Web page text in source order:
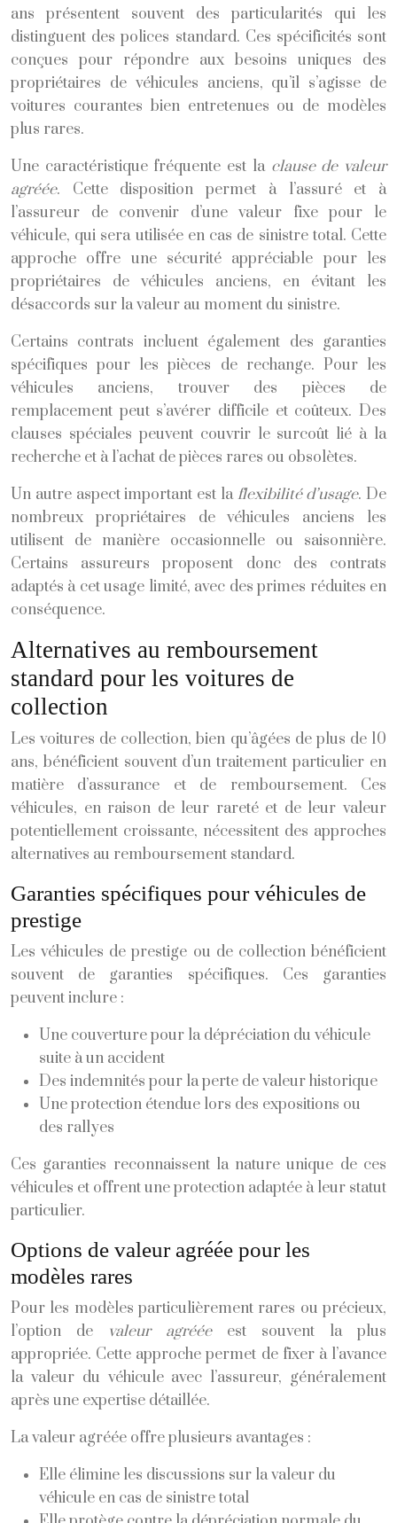
ans présentent souvent des particularités qui les
distinguent des polices standard. Ces spécificités sont
conçues pour répondre aux besoins uniques des
propriétaires de véhicules anciens, qu’il s’agisse de
voitures courantes bien entretenues ou de modèles
plus rares.
Une caractéristique fréquente est la clause de valeur
agréée. Cette disposition permet à l’assuré et à
l’assureur de convenir d’une valeur fixe pour le
véhicule, qui sera utilisée en cas de sinistre total. Cette
approche offre une sécurité appréciable pour les
propriétaires de véhicules anciens, en évitant les
désaccords sur la valeur au moment du sinistre.
Certains contrats incluent également des garanties
spécifiques pour les pièces de rechange. Pour les
véhicules anciens, trouver des pièces de
remplacement peut s’avérer difficile et coûteux. Des
clauses spéciales peuvent couvrir le surcoût lié à la
recherche et à l’achat de pièces rares ou obsolètes.
Un autre aspect important est laflexibilité d’usage. De
nombreux propriétaires de véhicules anciens les
utilisent de manière occasionnelle ou saisonnière.
Certains assureurs proposent donc des contrats
adaptés à cet usage limité, avec des primes réduites en
conséquence.
Alternatives au remboursement
standard pour les voitures de
collection
Les voitures de collection, bien qu’âgées de plus de 10
ans, bénéficient souvent d’un traitement particulier en
matière d’assurance et de remboursement. Ces
véhicules, en raison de leur rareté et de leur valeur
potentiellement croissante, nécessitent des approches
alternatives au remboursement standard.
Garanties spécifiques pour véhicules de
prestige
Les véhicules de prestige ou de collection bénéficient
souvent de garanties spécifiques. Ces garanties
peuvent inclure :
Une couverture pour la dépréciation du véhicule
suite à un accident
Des indemnités pour la perte de valeur historique
Une protection étendue lors des expositions ou
des rallyes
Ces garanties reconnaissent la nature unique de ces
véhicules et offrent une protection adaptée à leur statut
particulier.
Options de valeur agréée pour les
modèles rares
Pour les modèles particulièrement rares ou précieux,
l’option de valeur agrééeest souvent la plus
appropriée. Cette approche permet de fixer à l’avance
la valeur du véhicule avec l’assureur, généralement
après une expertise détaillée.
La valeur agréée offre plusieurs avantages :
Elle élimine les discussions sur la valeur du
véhicule en cas de sinistre total